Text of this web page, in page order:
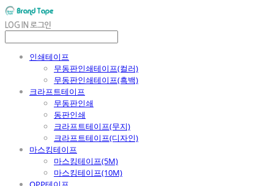
LOG IN 로그인
인쇄테이프
무동판인쇄테이프(컬러)
무동판인쇄테이프(흑백)
크라프트테이프
무동판인쇄
동판인쇄
크라프트테이프(무지)
크라프트테이프(디자인)
마스킹테이프
마스킹테이프(5M)
마스킹테이프(10M)